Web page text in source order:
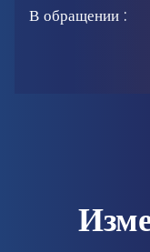
В обращении :